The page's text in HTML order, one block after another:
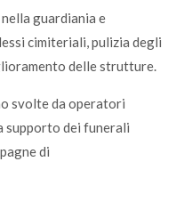
guardiania e
cimiteriali, pulizia degli
delle strutture.
svolte da operatori
supporto dei funerali
di